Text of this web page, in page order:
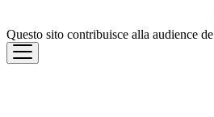
Questo sito contribuisce alla audience de